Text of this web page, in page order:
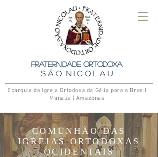
Fraternidade Ortodoxa
S ã o N i c o l a u
Eparquia da Igreja Ortodoxa da Gália para o Brasil
Manaus | Amazonas
COMUNHÃO DAS
IGREJAS ORTODOXAS
OCIDENTAIS